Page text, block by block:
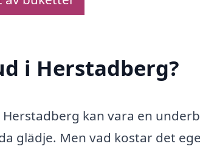
i Herstadberg?
kan vara en
glädje. Men vad kostar det